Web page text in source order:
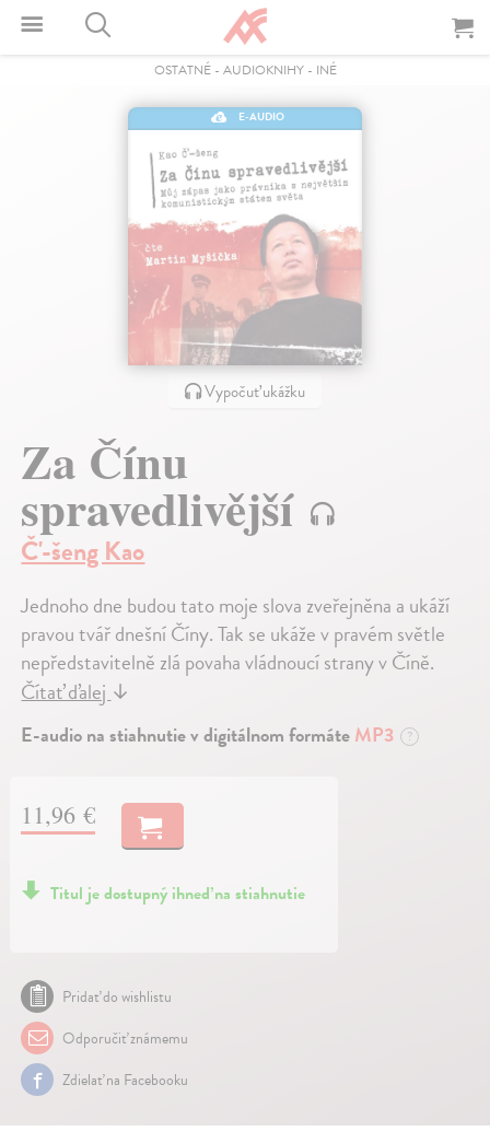
OSTATNÉ- AUDIOKNIHY- INÉ
E-AUDIO
Vypočuť ukážku
Za Čínu
spravedlivější
Č'-šeng Kao
Jednoho dne budou tato moje slova zveřejněna a ukáží
pravou tvář dnešní Číny. Tak se ukáže v pravém světle
nepředstavitelně zlá povaha vládnoucí strany v Číně.
Čítať ďalej↓
E-audio na stiahnutie v digitálnom formáteMP3 ?
11,96 €
Titul je dostupný ihneď na stiahnutie
Pridať do wishlistu
Odporučiť známemu
Zdielať na Facebooku